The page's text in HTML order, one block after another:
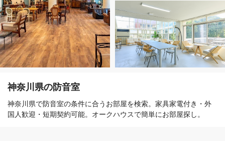
神奈川県の防音室
神奈川県で防音室の条件に合うお部屋を検索。家具家電付き・外
国人歓迎・短期契約可能。オークハウスで簡単にお部屋探し。